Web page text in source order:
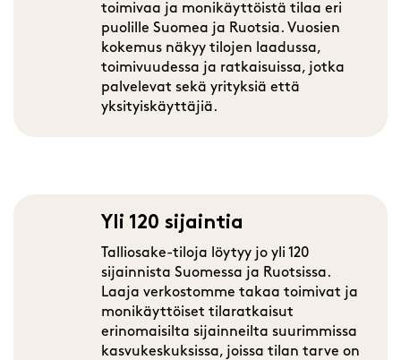
toimivaa ja monikäyttöistä tilaa eri
puolille Suomea ja Ruotsia. Vuosien
kokemus näkyy tilojen laadussa,
toimivuudessa ja ratkaisuissa, jotka
palvelevat sekä yrityksiä että
yksityiskäyttäjiä.
Yli 120 sijaintia
Talliosake-tiloja löytyy jo yli 120
sijainnista Suomessa ja Ruotsissa.
Laaja verkostomme takaa toimivat ja
monikäyttöiset tilaratkaisut
erinomaisilta sijainneilta suurimmissa
kasvukeskuksissa, joissa tilan tarve on